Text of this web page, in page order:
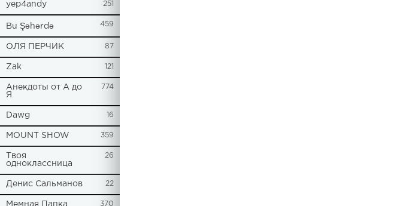
yep4andy 251
Bu Şəhərdə 459
ОЛЯ ПЕРЧИК 87
Zak 121
Анекдоты от А до
Я
774
Dawg 16
MOUNT SHOW 359
Твоя
одноклассница
26
Денис Сальманов 22
Мемная Папка 370